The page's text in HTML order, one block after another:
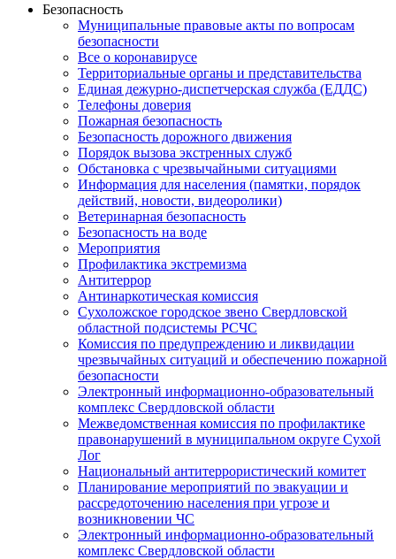
Безопасность
Муниципальные правовые акты по вопросам
безопасности
Все о коронавирусе
Территориальные органы и представительства
Единая дежурно-диспетчерская служба (ЕДДС)
Телефоны доверия
Пожарная безопасность
Безопасность дорожного движения
Порядок вызова экстренных служб
Обстановка с чрезвычайными ситуациями
Информация для населения (памятки, порядок
действий, новости, видеоролики)
Ветеринарная безопасность
Безопасность на воде
Мероприятия
Профилактика экстремизма
Антитеррор
Антинаркотическая комиссия
Сухоложское городское звено Свердловской
областной подсистемы РСЧС
Комиссия по предупреждению и ликвидации
чрезвычайных ситуаций и обеспечению пожарной
безопасности
Электронный информационно-образовательный
комплекс Cвердловской области
Межведомственная комиссия по профилактике
правонарушений в муниципальном округе Сухой
Лог
Национальный антитеррористический комитет
Планирование мероприятий по эвакуации и
рассредоточению населения при угрозе и
возникновении ЧС
Электронный информационно-образовательный
комплекс Свердловской области